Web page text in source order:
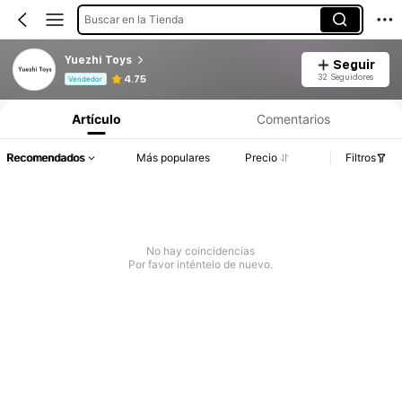
Buscar en la Tienda
Yuezhi Toys
Vendedor 4.75
Seguir
32 Seguidores
Artículo Comentarios
Recomendados Más populares Precio Filtros
No hay coincidencias
Por favor inténtelo de nuevo.